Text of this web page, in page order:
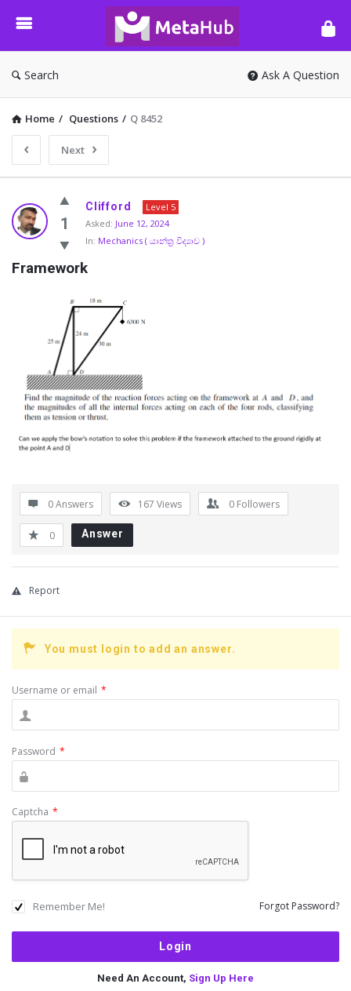
META-
HUB
Search Ask A Question
Home / Questions / Q 8452
Next
META-
HUB
Latest
Questions
1
Clifford
Level 5
Asked: June 12, 2024
In: Mechanics ( යාන්ත්‍ර විද්‍යාව )
Framework
0 Answers 167 Views 0 Followers
0 Answer
Report
You must login to add an answer.
Username or email *
Password *
Captcha *
Remember Me! Forgot Password?
Need An Account, Sign Up Here